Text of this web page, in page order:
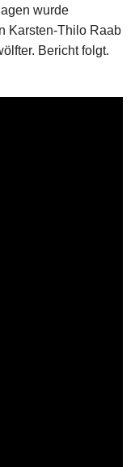
wurde
Karsten-Thilo Raab
Bericht folgt.